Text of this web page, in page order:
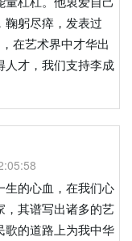
鞠躬尽瘁，发表过
在艺术界中才华出
人才，我们支持李成
生的心血，在我们心
，其谱写出诸多的艺
歌的道路上为我中华